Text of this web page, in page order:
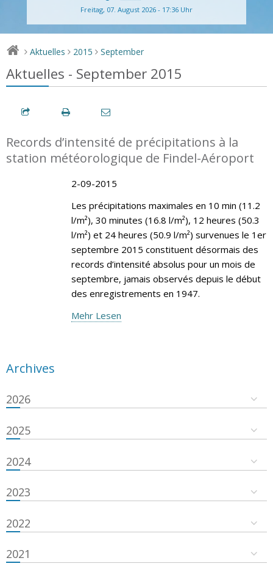
Freitag, 07. August 2026 - 17:36 Uhr
> Aktuelles > 2015 > September
Aktuelles - September 2015
Records d’intensité de précipitations à la
station météorologique de Findel-Aéroport
2-09-2015
Les précipitations maximales en 10 min (11.2
l/m²), 30 minutes (16.8 l/m²), 12 heures (50.3
l/m²) et 24 heures (50.9 l/m²) survenues le 1er
septembre 2015 constituent désormais des
records d’intensité absolus pour un mois de
septembre, jamais observés depuis le début
des enregistrements en 1947.
Mehr Lesen
Archives
2026
2025
2024
2023
2022
2021